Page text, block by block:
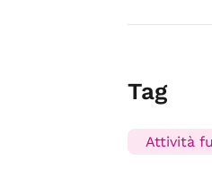
Tag
Attività